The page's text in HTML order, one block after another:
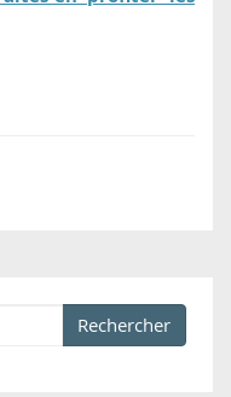
Rechercher